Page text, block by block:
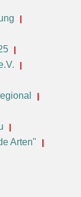
Arten"